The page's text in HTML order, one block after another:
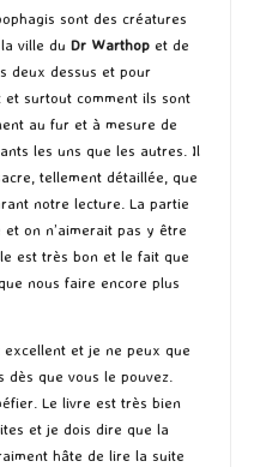
sont des créatures
ville du Dr Warthop et de
deux dessus et pour
surtout comment ils sont
au fur et à mesure de
les uns que les autres. Il
tellement détaillée, que
notre lecture. La partie
on n’aimerait pas y être
est très bon et le fait que
nous faire encore plus
excellent et je ne peux que
dès que vous le pouvez.
Le livre est très bien
et je dois dire que la
hâte de lire la suite